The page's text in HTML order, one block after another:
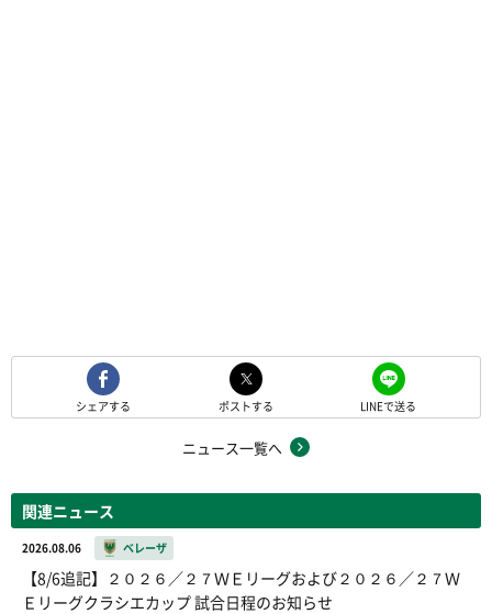
シェアする ポストする LINEで送る
ニュース一覧へ
関連ニュース
2026.08.06 ベレーザ
【8/6追記】２０２６／２７ＷＥリーグおよび２０２６／２７Ｗ
Ｅリーグクラシエカップ 試合日程のお知らせ